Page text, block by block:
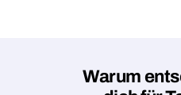
Frage
Warum